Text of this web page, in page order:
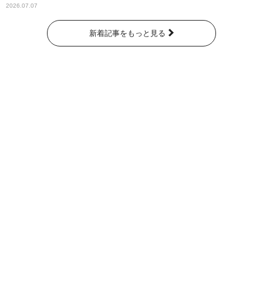
2026.07.07
新着記事をもっと見る